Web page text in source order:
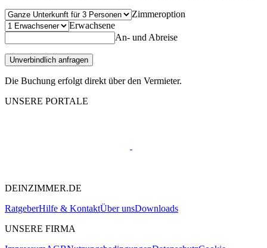
Zimmeroption
Erwachsene
An- und Abreise
Unverbindlich anfragen
Die Buchung erfolgt direkt über den Vermieter.
UNSERE PORTALE
DEINZIMMER.DE
RatgeberHilfe & KontaktÜber unsDownloads
UNSERE FIRMA